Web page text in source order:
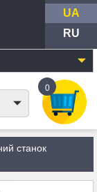
UA
RU
0
станок